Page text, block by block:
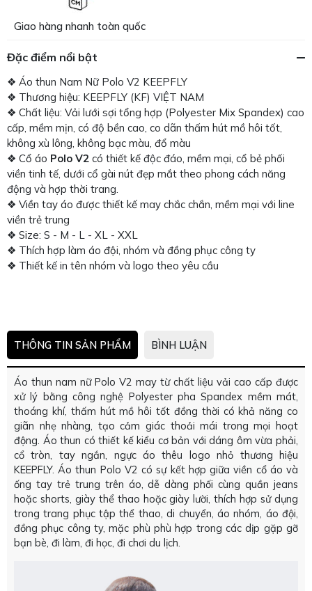
Giao hàng nhanh toàn quốc
Đặc điểm nổi bật
❖ Áo thun Nam Nữ Polo V2 KEEPFLY
❖ Thương hiệu: KEEPFLY (KF) VIỆT NAM
❖ Chất liệu: Vải lưới sợi tổng hợp (Polyester Mix Spandex) cao
cấp, mềm mịn, có độ bền cao, co dãn thấm hút mồ hôi tốt,
không xù lông, không bạc màu, đổ màu
❖ Cổ áo Polo V2 có thiết kế độc đáo, mềm mại, cổ bẻ phối
viền tinh tế, dưới cổ gài nút đẹp mắt theo phong cách năng
động và hợp thời trang.
❖ Viền tay áo được thiết kế may chắc chắn, mềm mại với line
viền trẻ trung
❖ Size: S - M - L - XL - XXL
❖ Thích hợp làm áo đội, nhóm và đồng phục công ty
❖ Thiết kế in tên nhóm và logo theo yêu cầu
THÔNG TIN SẢN PHẨM BÌNH LUẬN
Áo thun nam nữ Polo V2 may từ chất liệu vải cao cấp được
xử lý bằng công nghệ Polyester pha Spandex mềm mát,
thoáng khí, thấm hút mồ hôi tốt đồng thời có khả năng co
giãn nhẹ nhàng, tạo cảm giác thoải mái trong mọi hoạt
động. Áo thun có thiết kế kiểu cơ bản với dáng ôm vừa phải,
cổ tròn, tay ngắn, ngực áo thêu logo nhỏ thương hiệu
KEEPFLY. Áo thun Polo V2 có sự kết hợp giữa viền cổ áo và
ống tay trẻ trung trên áo, dễ dàng phối cùng quần jeans
hoặc shorts, giày thể thao hoặc giày lười, thích hợp sử dụng
trong trang phục tập thể thao, di chuyển, áo nhóm, áo đội,
đồng phục công ty, mặc phù phù hợp trong các dịp gặp gỡ
bạn bè, đi làm, đi học, đi chơi du lịch.